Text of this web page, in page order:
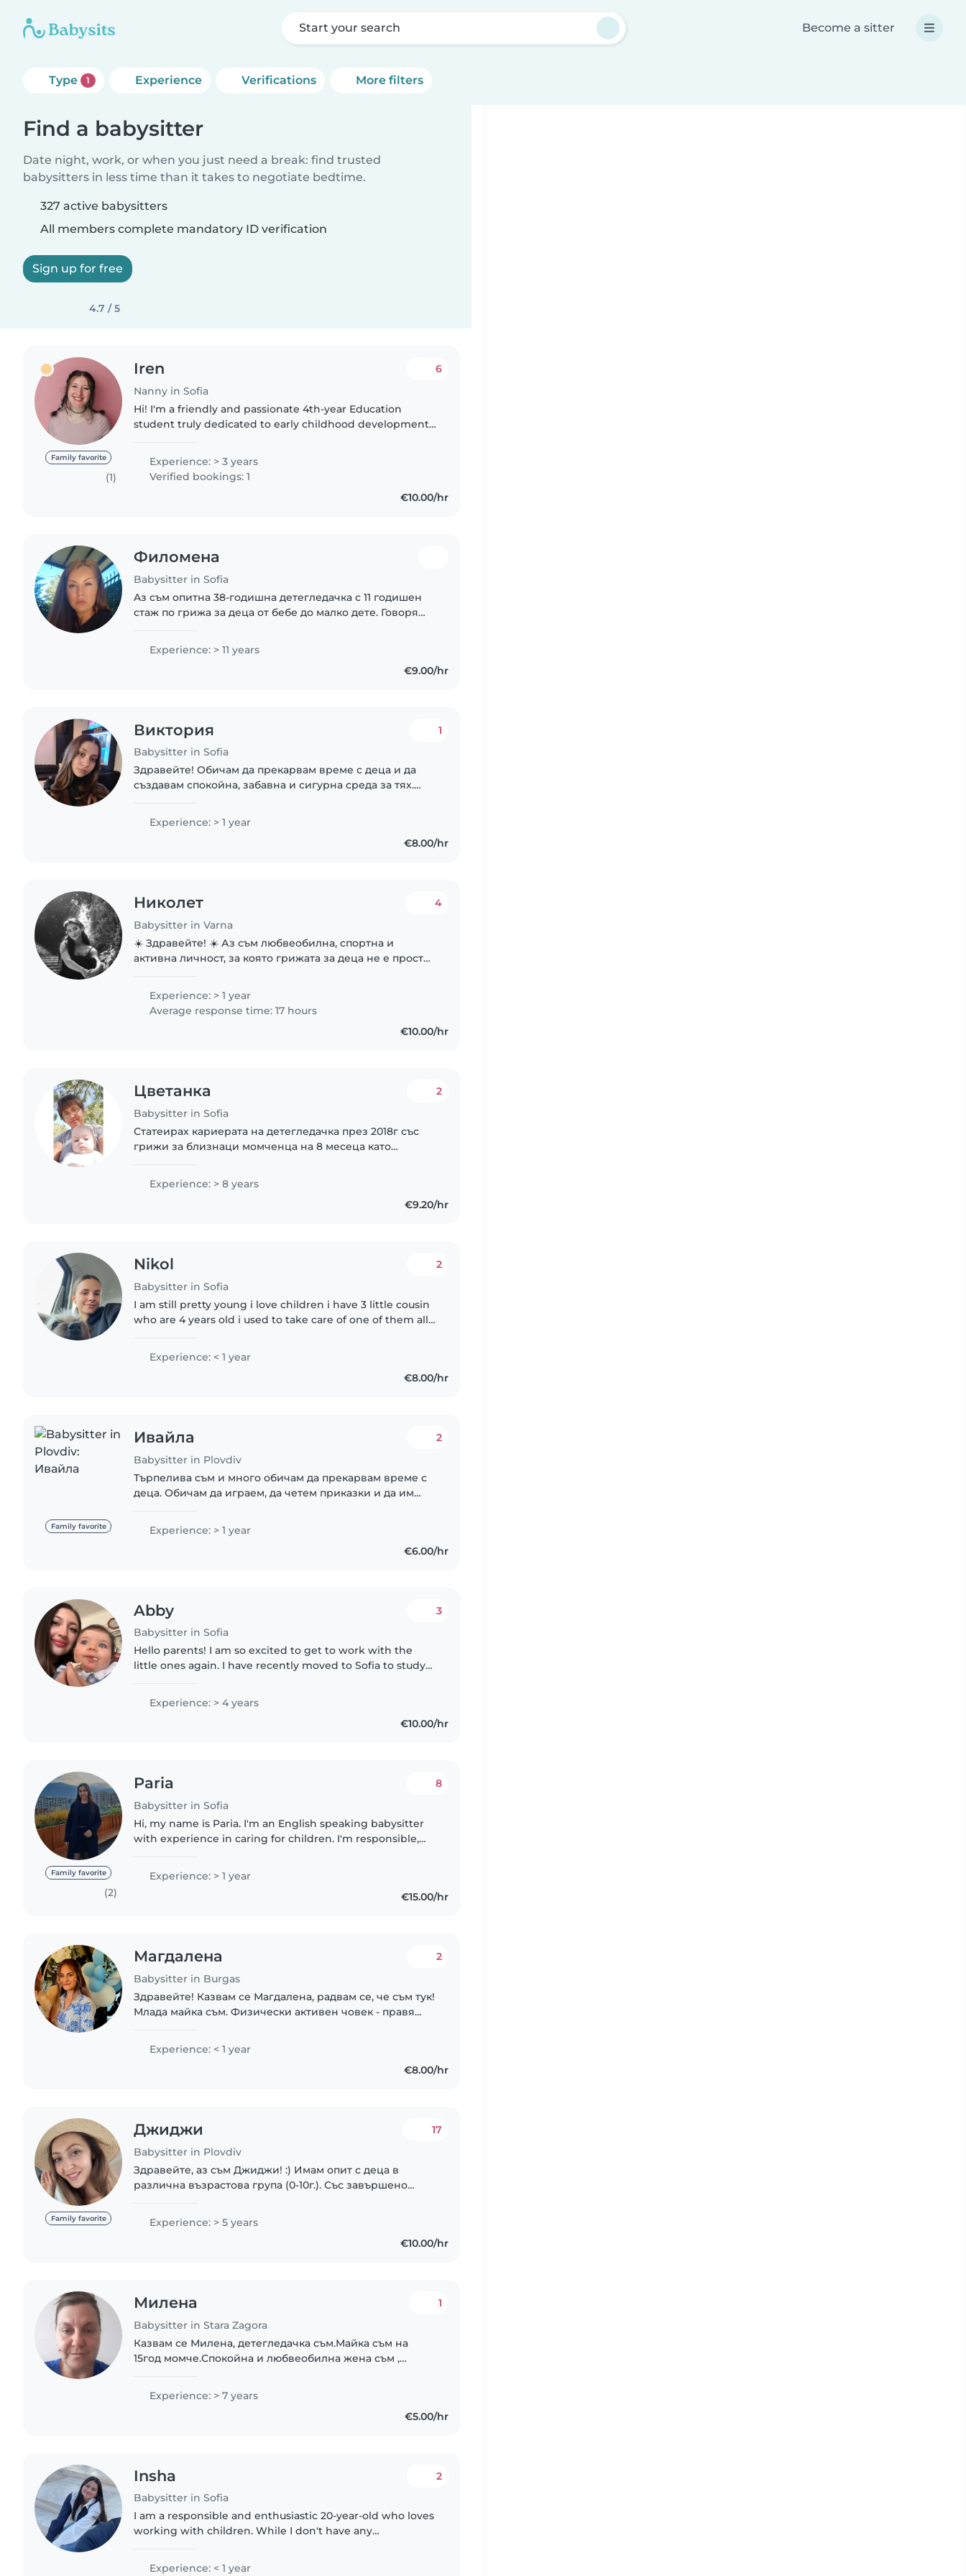
Start your search Become a sitter
Type 1 Experience Verifications More filters
Find a babysitter
Date night, work, or when you just need a break: find trusted
babysitters in less time than it takes to negotiate bedtime.
327 active babysitters
All members complete mandatory ID verification
Sign up for free
4.7 / 5
Family favorite
(1)
Iren
Nanny in Sofia
6
Hi! I'm a friendly and passionate 4th-year Education
student truly dedicated to early childhood development.
experience working..
Experience: > 3 years
Verified bookings: 1
€10.00/hr
Филомена
Babysitter in Sofia
Aз съм опитна 38-годишна детегледачка с 11 годишен
стаж по грижа за деца от бебе до малко дете. Говоря
Experience: > 11 years
€9.00/hr
Виктория
Babysitter in Sofia
1
Здравейте! Обичам да прекарвам време с деца и да
създавам спокойна, забавна и сигурна среда за тях.
по-дълбоко разбиране на децата..
Experience: > 1 year
€8.00/hr
Николет
Babysitter in Varna
4
☀️ Здравейте! ☀️ Аз съм любвеобилна, спортна и
активна личност, за която грижата за деца не е просто
пълноценно развитие. Вярвам в..
Experience: > 1 year
Average response time: 17 hours
€10.00/hr
Цветанка
Babysitter in Sofia
2
Статеирах кариерата на детегледачка през 2018г със
грижи за близнаци момченца на 8 месеца като
стана интересно,тъй като много обичах..
Experience: > 8 years
€9.20/hr
Nikol
Babysitter in Sofia
2
I am still pretty young i love children i have 3 little cousin
who are 4 years old i used to take care of one of them all
Experience: < 1 year
€8.00/hr
Family favorite
Ивайла
Babysitter in Plovdiv
2
Търпелива съм и много обичам да прекарвам време с
деца. Обичам да играем, да четем приказки и да им
Experience: > 1 year
€6.00/hr
Abby
Babysitter in Sofia
3
Hello parents! I am so excited to get to work with the
little ones again. I have recently moved to Sofia to study
Experience: > 4 years
€10.00/hr
Family favorite
(2)
Paria
Babysitter in Sofia
8
Hi, my name is Paria. I'm an English speaking babysitter
with experience in caring for children. I'm responsible,
looking for..
Experience: > 1 year
€15.00/hr
Магдалена
Babysitter in Burgas
2
Здравейте! Казвам се Магдалена, радвам се, че съм тук!
Млада майка съм. Физически активен човек - правя
тежест, багажи, дълго приспиване..
Experience: < 1 year
€8.00/hr
Family favorite
Джиджи
Babysitter in Plovdiv
17
Здравейте, аз съм Джиджи! :) Имам опит с деца в
различна възрастова група (0-10г.). Със завършено
и разполагам с кола. Определям себе..
Experience: > 5 years
€10.00/hr
Милена
Babysitter in Stara Zagora
1
Казвам се Милена, детегледачка съм.Майка съм на
15год момче.Спокойна и любвеобилна жена съм ,
Experience: > 7 years
€5.00/hr
Insha
Babysitter in Sofia
2
I am a responsible and enthusiastic 20-year-old who loves
working with children. While I don't have any
time caring for my..
Experience: < 1 year